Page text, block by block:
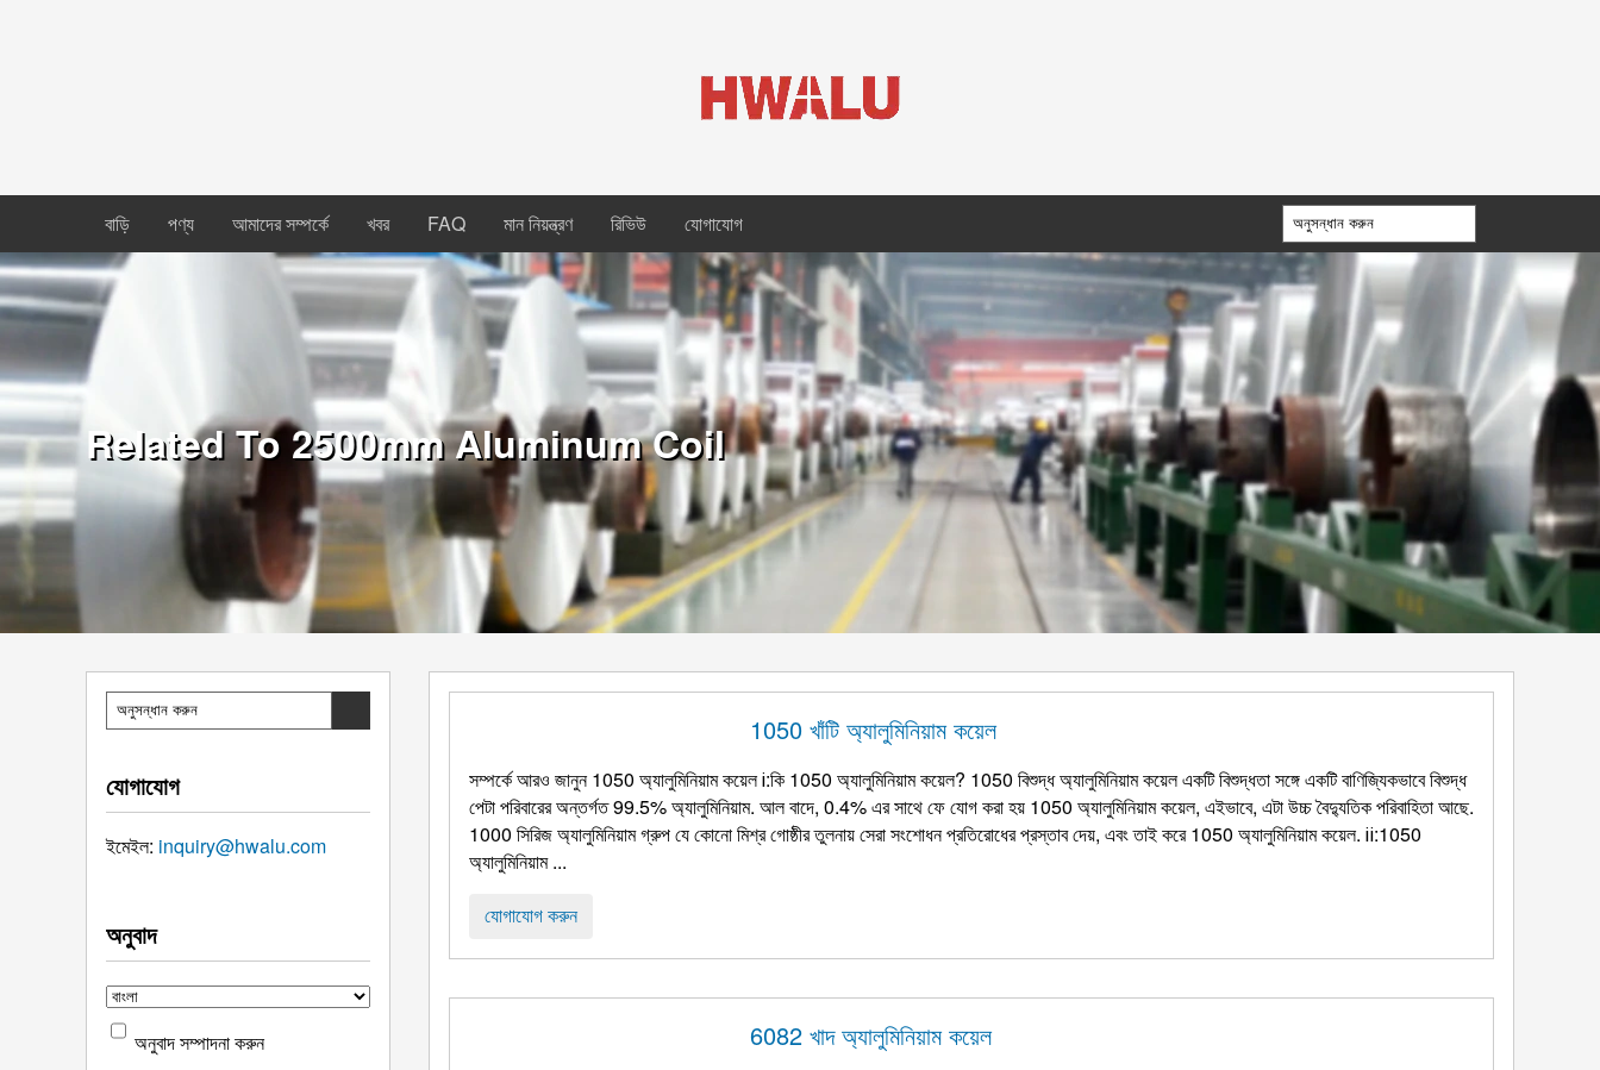
বাড়ি পণ্য আমাদের সম্পর্কে খবর FAQ মান নিয়ন্ত্রণ রিভিউ যোগাযোগ
Related To 2500mm Aluminum Coil
যোগাযোগ
ইমেইল: inquiry@hwalu.com
অনুবাদ
অনুবাদ সম্পাদনা করুন
1050 খাঁটি অ্যালুমিনিয়াম কয়েল
সম্পর্কে আরও জানুন 1050 অ্যালুমিনিয়াম কয়েল ⅰ:কি 1050 অ্যালুমিনিয়াম কয়েল? 1050 বিশুদ্ধ অ্যালুমিনিয়াম কয়েল একটি বিশুদ্ধতা সঙ্গে একটি বাণিজ্যিকভাবে বিশুদ্ধ
পেটা পরিবারের অন্তর্গত 99.5% অ্যালুমিনিয়াম. আল বাদে, 0.4% এর সাথে ফে যোগ করা হয় 1050 অ্যালুমিনিয়াম কয়েল, এইভাবে, এটা উচ্চ বৈদ্যুতিক পরিবাহিতা আছে.
1000 সিরিজ অ্যালুমিনিয়াম গ্রুপ যে কোনো মিশ্র গোষ্ঠীর তুলনায় সেরা সংশোধন প্রতিরোধের প্রস্তাব দেয়, এবং তাই করে 1050 অ্যালুমিনিয়াম কয়েল. ⅱ:1050
অ্যালুমিনিয়াম ...
যোগাযোগ করুন
6082 খাদ অ্যালুমিনিয়াম কয়েল